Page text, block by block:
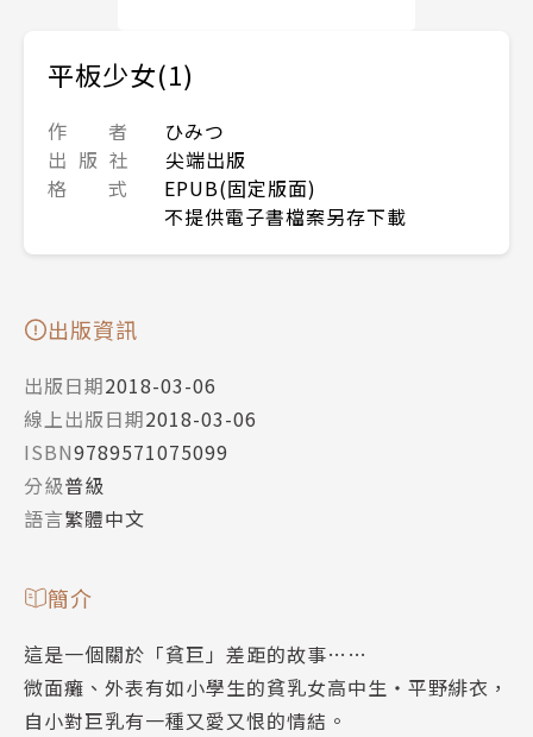
平板少女(1)
作 者
ひみつ
出 版 社
尖端出版
格 式
EPUB(固定版面)
不提供電子書檔案另存下載
出版資訊
出版日期2018-03-06
線上出版日期2018-03-06
ISBN9789571075099
分級普級
語言繁體中文
簡介
這是一個關於「貧巨」差距的故事……
微面癱、外表有如小學生的貧乳女高中生‧平野緋衣，
自小對巨乳有一種又愛又恨的情結。